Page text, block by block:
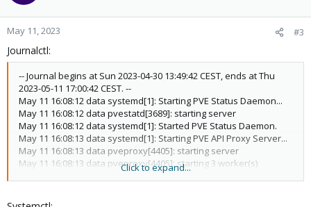
May 11, 2023 #3
Journalctl:
-- Journal begins at Sun 2023-04-30 13:49:42 CEST, ends at Thu
2023-05-11 17:00:42 CEST. --
May 11 16:08:12 data systemd[1]: Starting PVE Status Daemon...
May 11 16:08:12 data pvestatd[3689]: starting server
May 11 16:08:12 data systemd[1]: Started PVE Status Daemon.
May 11 16:08:13 data systemd[1]: Starting PVE API Proxy Server...
May 11 16:08:13 data pveproxy[4405]: starting server
May 11 16:08:13 data pveproxy[4405]: starting 3 worker(s)
May 11 16:08:13 data pveproxy[4405]: worker 4406 started
May 11 16:08:13 data pveproxy[4405]: worker 4410 started
Click to expand...